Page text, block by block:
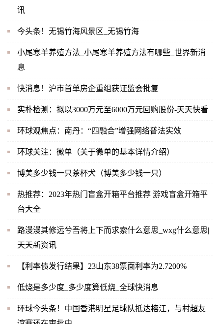
讯
今头条！无锡竹海风景区_无锡竹海
小尾寒羊养殖方法_小尾寒羊养殖方法有哪些_世界新消
息
快消息！沪市首单房企重组获证监会批复
实朴检测：拟以3000万元至6000万元回购股份-天天快看
环球观焦点：南丹：“四融合”增强网络普法实效
环球关注：微单（关于微单的基本详情介绍）
博美多少钱一只茶杯犬（博美多少钱一只）
热推荐：2023年热门盲盒开箱平台推荐 游戏盲盒开箱平
台大全
路漫漫其修远兮吾将上下而求索什么意思_wxg什么意思|
天天新资讯
【利率债发行结果】23山东38票面利率为2.7200%
低烧是多少度_多少度算低烧_全球快消息
环球今头条！中国香港明星足球队抵达榕江，与村超友